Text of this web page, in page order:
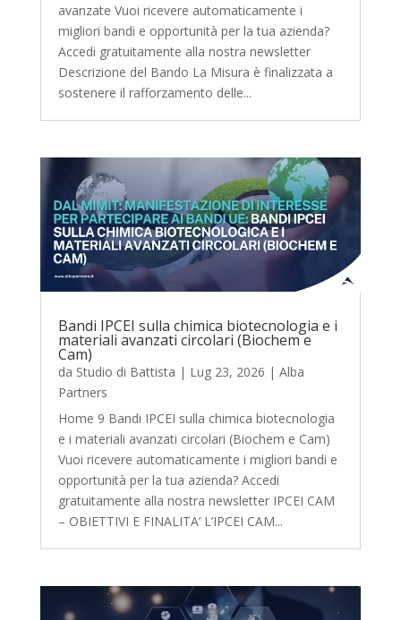
avanzate Vuoi ricevere automaticamente i
migliori bandi e opportunità per la tua azienda?
Accedi gratuitamente alla nostra newsletter
Descrizione del Bando La Misura è finalizzata a
sostenere il rafforzamento delle...
Bandi IPCEI sulla chimica biotecnologia e i
materiali avanzati circolari (Biochem e
Cam)
da Studio di Battista | Lug 23, 2026 | Alba
Partners
Home 9 Bandi IPCEI sulla chimica biotecnologia
e i materiali avanzati circolari (Biochem e Cam)
Vuoi ricevere automaticamente i migliori bandi e
opportunità per la tua azienda? Accedi
gratuitamente alla nostra newsletter IPCEI CAM
– OBIETTIVI E FINALITA’ L’IPCEI CAM...